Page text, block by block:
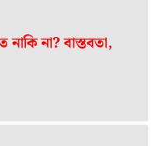
না? বাস্তবতা,